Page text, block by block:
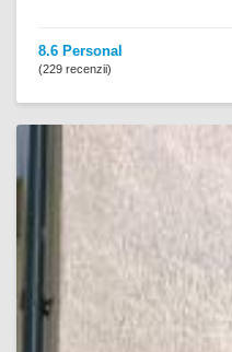
8.6 Personal
(229 recenzii)